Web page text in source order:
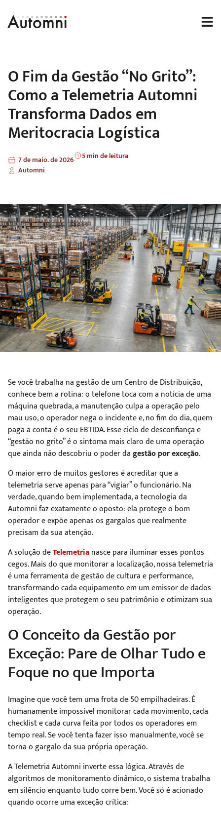
O Fim da Gestão “No Grito”:
Como a Telemetria Automni
Transforma Dados em
Meritocracia Logística
7 de maio. de 2026
Automni
5 min de leitura
Se você trabalha na gestão de um Centro de Distribuição,
conhece bem a rotina: o telefone toca com a notícia de uma
máquina quebrada, a manutenção culpa a operação pelo
mau uso, o operador nega o incidente e, no fim do dia, quem
paga a conta é o seu EBTIDA. Esse ciclo de desconfiança e
“gestão no grito” é o sintoma mais claro de uma operação
que ainda não descobriu o poder dagestão por exceção.
O maior erro de muitos gestores é acreditar que a
telemetria serve apenas para “vigiar” o funcionário. Na
verdade, quando bem implementada, a tecnologia da
Automni faz exatamente o oposto: ela protege o bom
operador e expõe apenas os gargalos que realmente
precisam da sua atenção.
A solução deTelemetrianasce para iluminar esses pontos
cegos. Mais do que monitorar a localização, nossa telemetria
é uma ferramenta de gestão de cultura e performance,
transformando cada equipamento em um emissor de dados
inteligentes que protegem o seu patrimônio e otimizam sua
operação.
O Conceito da Gestão por
Exceção: Pare de Olhar Tudo e
Foque no que Importa
Imagine que você tem uma frota de 50 empilhadeiras. É
humanamente impossível monitorar cada movimento, cada
checklist e cada curva feita por todos os operadores em
tempo real. Se você tenta fazer isso manualmente, você se
torna o gargalo da sua própria operação.
A Telemetria Automni inverte essa lógica. Através de
algoritmos de monitoramento dinâmico, o sistema trabalha
em silêncio enquanto tudo corre bem. Você só é acionado
quando ocorre uma exceção crítica: